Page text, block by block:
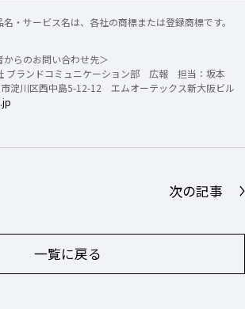
・サービス名は、各社の商標または登録商標です。
らのお問い合わせ先＞
ブランドコミュニケーション部 広報 担当：坂本
淀川区西中島5-12-12 エムオーテックス新大阪ビル
一覧に戻る
次の記事